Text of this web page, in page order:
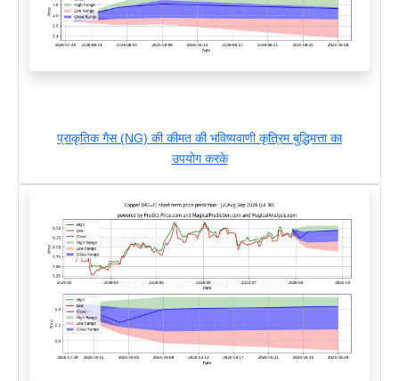
प्राकृतिक गैस (NG) की कीमत की भविष्यवाणी कृत्रिम बुद्धिमत्ता का
उपयोग करके